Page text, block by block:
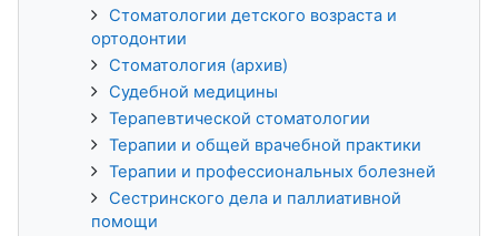
Стоматологии детского возраста и
ортодонтии
Стоматология (архив)
Судебной медицины
Терапевтической стоматологии
Терапии и общей врачебной практики
Терапии и профессиональных болезней
Сестринского дела и паллиативной
помощи